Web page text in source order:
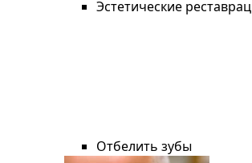
Эстетические
Отбелить зубы